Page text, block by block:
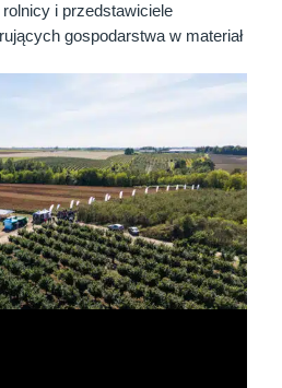
i przedstawiciele
gospodarstwa w materiał